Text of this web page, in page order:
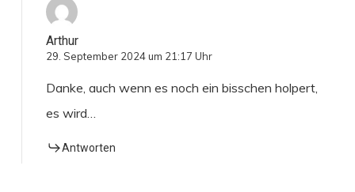
Arthur
29. September 2024 um 21:17 Uhr
Danke, auch wenn es noch ein bisschen holpert,
es wird…
Antworten